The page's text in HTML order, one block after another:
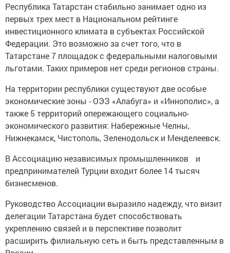
Республика Татарстан стабильно занимает одно из
первых трех мест в Национальном рейтинге
инвестиционного климата в субъектах Российской
Федерации. Это возможно за счет того, что в
Татарстане 7 площадок с федеральными налоговыми
льготами. Таких примеров нет среди регионов страны.
На территории республики существуют две особые
экономические зоны - ОЭЗ «Алабуга» и «Иннополис», а
также 5 территорий опережающего социально-
экономического развития: Набережные Челны,
Нижнекамск, Чистополь, Зеленодольск и Менделеевск.
В Ассоциацию независимых промышленников и
предпринимателей Турции входит более 14 тысяч
бизнесменов.
Руководство Ассоциации выразило надежду, что визит
делегации Татарстана будет способствовать
укреплению связей и в перспективе позволит
расширить филиальную сеть и быть представленным в